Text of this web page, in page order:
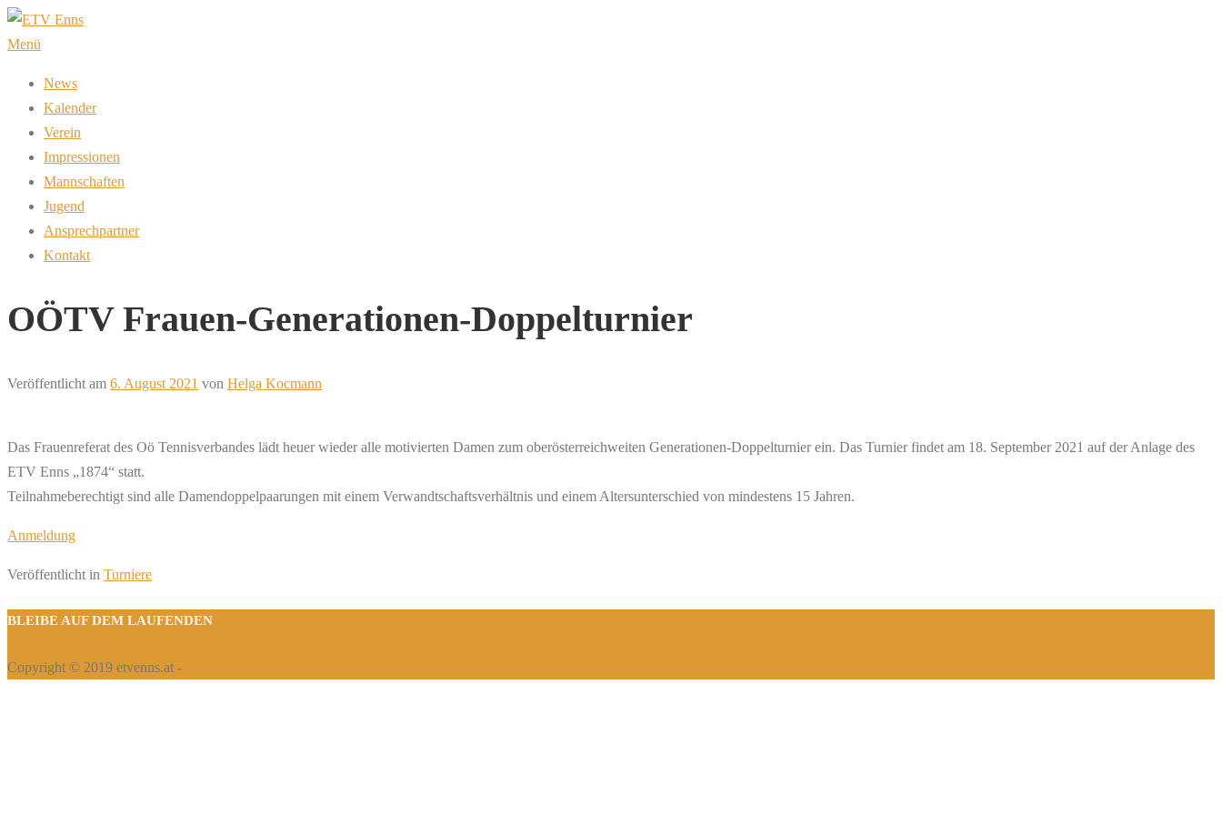
Zum
Inhalt
Menü
News
Kalender
Verein
Impressionen
Mannschaften
Jugend
Ansprechpartner
Kontakt
OÖTV Frauen-Generationen-Doppelturnier
Veröffentlicht am 6. August 2021 von Helga Kocmann
Das Frauenreferat des Oö Tennisverbandes lädt heuer wieder alle motivierten Damen zum oberösterreichweiten Generationen-Doppelturnier ein. Das Turnier findet am 18. September 2021 auf der Anlage des
ETV Enns „1874“ statt.
Teilnahmeberechtigt sind alle Damendoppelpaarungen mit einem Verwandtschaftsverhältnis und einem Altersunterschied von mindestens 15 Jahren.
Anmeldung
Veröffentlicht in Turniere
BLEIBE AUF DEM LAUFENDEN
Copyright © 2019 etvenns.at -